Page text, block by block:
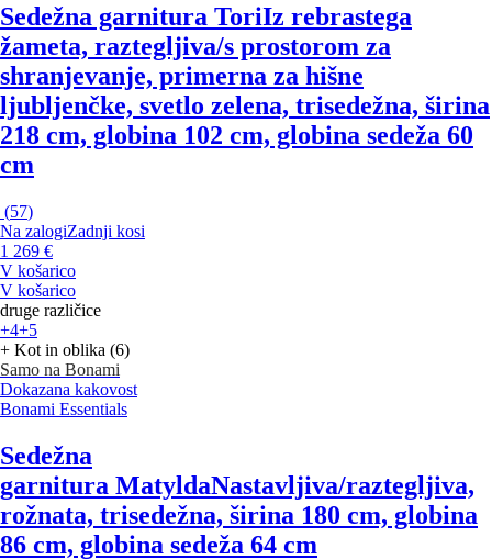
Sedežna garnitura ToriIz rebrastega
žameta, raztegljiva/s prostorom za
shranjevanje, primerna za hišne
ljubljenčke, svetlo zelena, trisedežna, širina
218 cm, globina 102 cm, globina sedeža 60
cm
(57)
Na zalogiZadnji kosi
1 269 €
V košarico
V košarico
druge različice
+4+5
+ Kot in oblika (6)
Samo na Bonami
Dokazana kakovost
Bonami Essentials
Sedežna
garnitura MatyldaNastavljiva/raztegljiva,
rožnata, trisedežna, širina 180 cm, globina
86 cm, globina sedeža 64 cm